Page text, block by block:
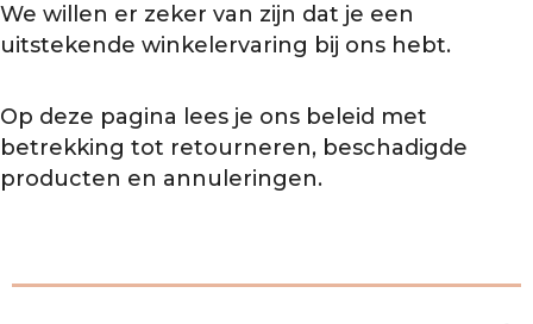
We willen er zeker van zijn dat je een
uitstekende winkelervaring bij ons hebt.
Op deze pagina lees je ons beleid met
betrekking tot retourneren, beschadigde
producten en annuleringen.